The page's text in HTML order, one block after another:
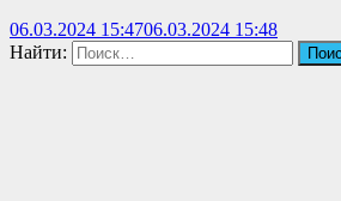
06.03.2024 15:4706.03.2024 15:48
Найти: